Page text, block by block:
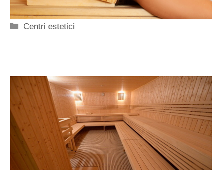
Categorie
Centri estetici